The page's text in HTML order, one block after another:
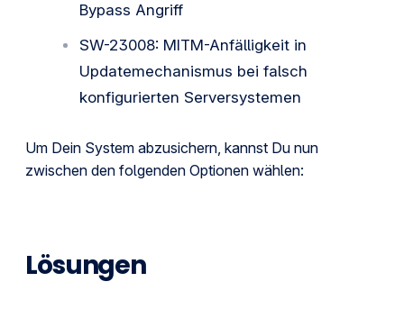
Bypass Angriff
SW-23008: MITM-Anfälligkeit in
Updatemechanismus bei falsch
konfigurierten Serversystemen
Um Dein System abzusichern, kannst Du nun
zwischen den folgenden Optionen wählen:
Lösungen